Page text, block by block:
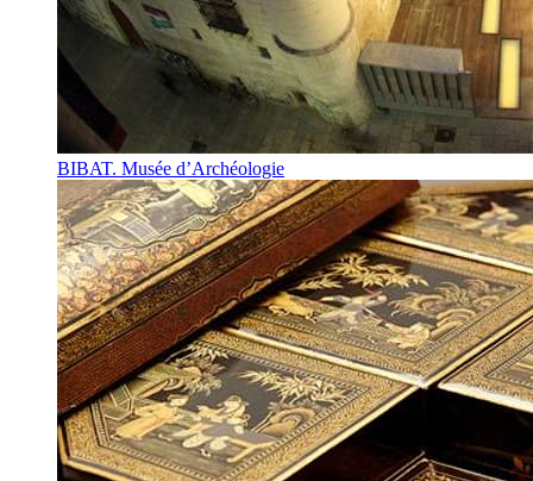
BIBAT. Musée d’Archéologie